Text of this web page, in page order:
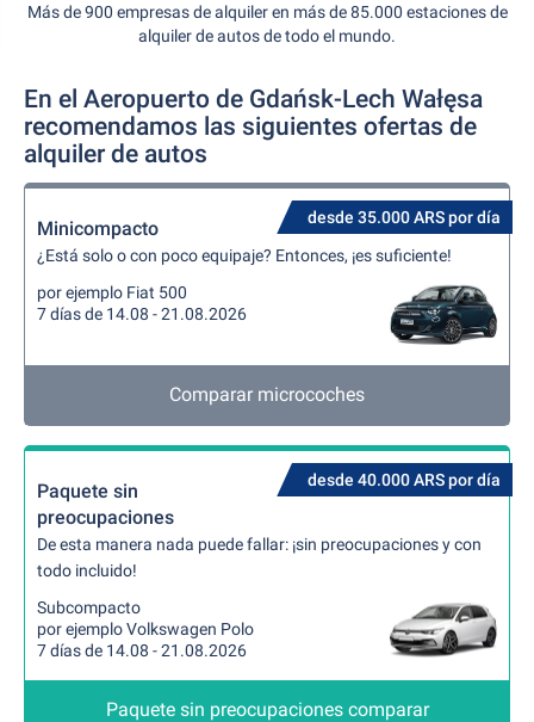
Más de 900 empresas de alquiler en más de 85.000 estaciones de
alquiler de autos de todo el mundo.
En el Aeropuerto de Gdańsk-Lech Wałęsa
recomendamos las siguientes ofertas de
alquiler de autos
desde 35.000 ARS por día
Minicompacto
¿Está solo o con poco equipaje? Entonces, ¡es suficiente!
por ejemplo Fiat 500
7 días de 14.08 - 21.08.2026
Comparar microcoches
desde 40.000 ARS por día
Paquete sin
preocupaciones
De esta manera nada puede fallar: ¡sin preocupaciones y con
todo incluido!
Subcompacto
por ejemplo Volkswagen Polo
7 días de 14.08 - 21.08.2026
Paquete sin preocupaciones comparar